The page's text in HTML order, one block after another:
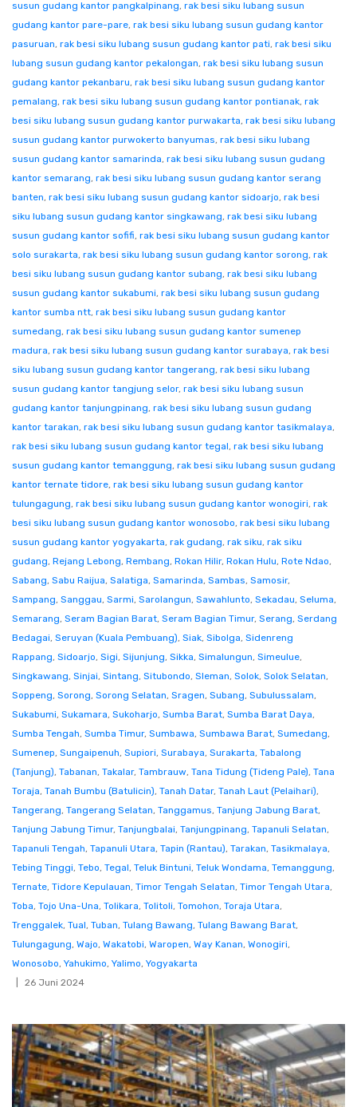
susun gudang kantor pangkalpinang, rak besi siku lubang susun
gudang kantor pare-pare, rak besi siku lubang susun gudang kantor
pasuruan, rak besi siku lubang susun gudang kantor pati, rak besi siku
lubang susun gudang kantor pekalongan, rak besi siku lubang susun
gudang kantor pekanbaru, rak besi siku lubang susun gudang kantor
pemalang, rak besi siku lubang susun gudang kantor pontianak, rak
besi siku lubang susun gudang kantor purwakarta, rak besi siku lubang
susun gudang kantor purwokerto banyumas, rak besi siku lubang
susun gudang kantor samarinda, rak besi siku lubang susun gudang
kantor semarang, rak besi siku lubang susun gudang kantor serang
banten, rak besi siku lubang susun gudang kantor sidoarjo, rak besi
siku lubang susun gudang kantor singkawang, rak besi siku lubang
susun gudang kantor sofifi, rak besi siku lubang susun gudang kantor
solo surakarta, rak besi siku lubang susun gudang kantor sorong, rak
besi siku lubang susun gudang kantor subang, rak besi siku lubang
susun gudang kantor sukabumi, rak besi siku lubang susun gudang
kantor sumba ntt, rak besi siku lubang susun gudang kantor
sumedang, rak besi siku lubang susun gudang kantor sumenep
madura, rak besi siku lubang susun gudang kantor surabaya, rak besi
siku lubang susun gudang kantor tangerang, rak besi siku lubang
susun gudang kantor tangjung selor, rak besi siku lubang susun
gudang kantor tanjungpinang, rak besi siku lubang susun gudang
kantor tarakan, rak besi siku lubang susun gudang kantor tasikmalaya,
rak besi siku lubang susun gudang kantor tegal, rak besi siku lubang
susun gudang kantor temanggung, rak besi siku lubang susun gudang
kantor ternate tidore, rak besi siku lubang susun gudang kantor
tulungagung, rak besi siku lubang susun gudang kantor wonogiri, rak
besi siku lubang susun gudang kantor wonosobo, rak besi siku lubang
susun gudang kantor yogyakarta, rak gudang, rak siku, rak siku
gudang, Rejang Lebong, Rembang, Rokan Hilir, Rokan Hulu, Rote Ndao,
Sabang, Sabu Raijua, Salatiga, Samarinda, Sambas, Samosir,
Sampang, Sanggau, Sarmi, Sarolangun, Sawahlunto, Sekadau, Seluma,
Semarang, Seram Bagian Barat, Seram Bagian Timur, Serang, Serdang
Bedagai, Seruyan (Kuala Pembuang), Siak, Sibolga, Sidenreng
Rappang, Sidoarjo, Sigi, Sijunjung, Sikka, Simalungun, Simeulue,
Singkawang, Sinjai, Sintang, Situbondo, Sleman, Solok, Solok Selatan,
Soppeng, Sorong, Sorong Selatan, Sragen, Subang, Subulussalam,
Sukabumi, Sukamara, Sukoharjo, Sumba Barat, Sumba Barat Daya,
Sumba Tengah, Sumba Timur, Sumbawa, Sumbawa Barat, Sumedang,
Sumenep, Sungaipenuh, Supiori, Surabaya, Surakarta, Tabalong
(Tanjung), Tabanan, Takalar, Tambrauw, Tana Tidung (Tideng Pale), Tana
Toraja, Tanah Bumbu (Batulicin), Tanah Datar, Tanah Laut (Pelaihari),
Tangerang, Tangerang Selatan, Tanggamus, Tanjung Jabung Barat,
Tanjung Jabung Timur, Tanjungbalai, Tanjungpinang, Tapanuli Selatan,
Tapanuli Tengah, Tapanuli Utara, Tapin (Rantau), Tarakan, Tasikmalaya,
Tebing Tinggi, Tebo, Tegal, Teluk Bintuni, Teluk Wondama, Temanggung,
Ternate, Tidore Kepulauan, Timor Tengah Selatan, Timor Tengah Utara,
Toba, Tojo Una-Una, Tolikara, Tolitoli, Tomohon, Toraja Utara,
Trenggalek, Tual, Tuban, Tulang Bawang, Tulang Bawang Barat,
Tulungagung, Wajo, Wakatobi, Waropen, Way Kanan, Wonogiri,
Wonosobo, Yahukimo, Yalimo, Yogyakarta
26 Juni 2024